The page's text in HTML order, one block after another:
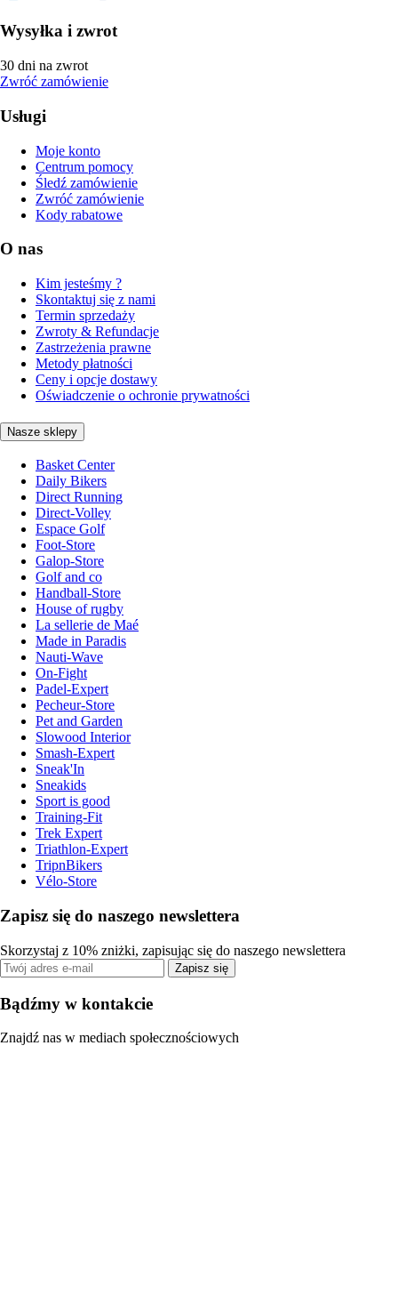
Wysyłka i zwrot
30 dni na zwrot
Zwróć zamówienie
Usługi
Moje konto
Centrum pomocy
Śledź zamówienie
Zwróć zamówienie
Kody rabatowe
O nas
Kim jesteśmy ?
Skontaktuj się z nami
Termin sprzedaży
Zwroty & Refundacje
Zastrzeżenia prawne
Metody płatności
Ceny i opcje dostawy
Oświadczenie o ochronie prywatności
Nasze sklepy
Basket Center
Daily Bikers
Direct Running
Direct-Volley
Espace Golf
Foot-Store
Galop-Store
Golf and co
Handball-Store
House of rugby
La sellerie de Maé
Made in Paradis
Nauti-Wave
On-Fight
Padel-Expert
Pecheur-Store
Pet and Garden
Slowood Interior
Smash-Expert
Sneak'In
Sneakids
Sport is good
Training-Fit
Trek Expert
Triathlon-Expert
TripnBikers
Vélo-Store
Zapisz się do naszego newslettera
Skorzystaj z 10% zniżki, zapisując się do naszego newslettera
Zapisz się
Bądźmy w kontakcie
Znajdź nas w mediach społecznościowych